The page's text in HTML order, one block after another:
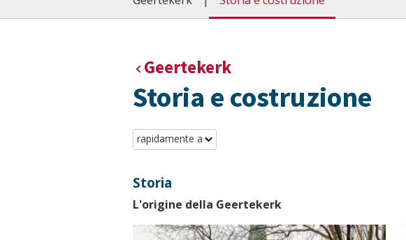
Geertekerk
Storia e costruzione
rapidamente a
Storia
L'origine della Geertekerk